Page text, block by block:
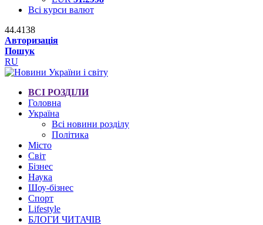
Всі курси валют
44.4138
Авторизація
Пошук
RU
ВСІ РОЗДІЛИ
Головна
Україна
Всі новини розділу
Політика
Місто
Світ
Бізнес
Наука
Шоу-бізнес
Спорт
Lifestyle
БЛОГИ ЧИТАЧІВ